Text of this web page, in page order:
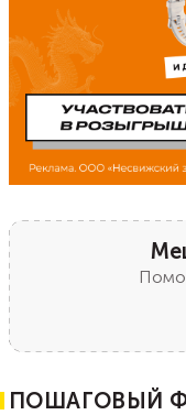
ПОШАГОВЫЙ